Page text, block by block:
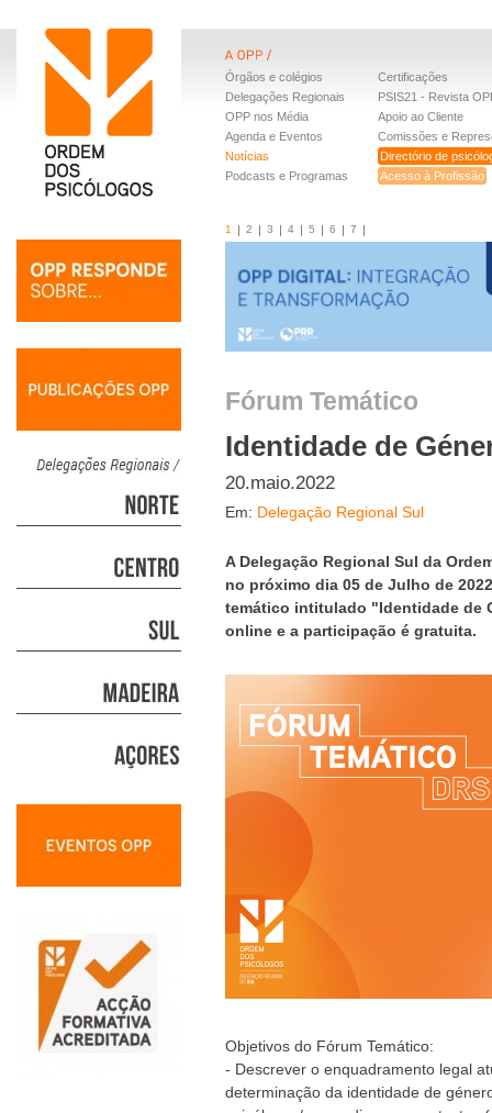
Órgãos e colégios
Delegações Regionais
OPP nos Média
Agenda e Eventos
Notícias
Podcasts e Programas
Certificações
PSIS21 - Revista
Apoio ao Cliente
Comissões e
Directório de
Acesso à Profissão
1 2 3 4 5 6 7
Fórum Temático
Identidade de
20.maio.2022
Em: Delegação Regional Sul
A Delegação Regional Sul da
no próximo dia 05 de Julho de
temático intitulado "Identidade de
online e a participação é gratuita.
Objetivos do Fórum Temático:
- Descrever o enquadramento legal
determinação da identidade de